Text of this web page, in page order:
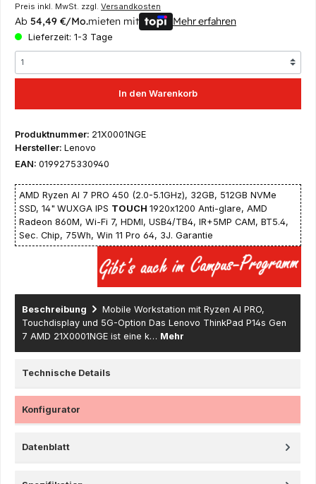
Preis inkl. MwSt. zzgl. Versandkosten
Ab 54,49 €/Mo.mieten mit Mehr erfahren
Lieferzeit: 1-3 Tage
In den Warenkorb
Produktnummer: 21X0001NGE
Hersteller: Lenovo
EAN: 0199275330940
AMD Ryzen AI 7 PRO 450 (2.0-5.1GHz), 32GB, 512GB NVMe
SSD, 14" WUXGA IPS TOUCH 1920x1200 Anti-glare, AMD
Radeon 860M, Wi-Fi 7, HDMI, USB4/TB4, IR+5MP CAM, BT5.4,
Sec. Chip, 75Wh, Win 11 Pro 64, 3J. Garantie
Beschreibung
Mobile Workstation mit Ryzen AI PRO,
Touchdisplay und 5G-Option Das Lenovo ThinkPad P14s Gen
7 AMD 21X0001NGE ist eine k… Mehr
Technische Details
Konfigurator
Datenblatt